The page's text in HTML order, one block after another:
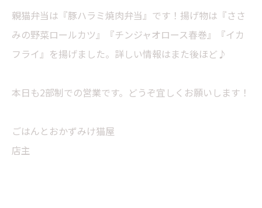
親猫弁当は『豚ハラミ焼肉弁当』です！揚げ物は『ささ
みの野菜ロールカツ』『チンジャオロース春巻』『イカ
フライ』を揚げました。詳しい情報はまた後ほど♪
本日も2部制での営業です。どうぞ宜しくお願いします！
ごはんとおかずみけ猫屋
店主